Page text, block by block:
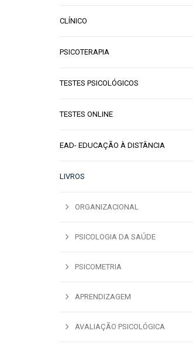
CLÍNICO
PSICOTERAPIA
TESTES PSICOLÓGICOS
TESTES ONLINE
EAD- EDUCAÇÃO À DISTÂNCIA
LIVROS
ORGANIZACIONAL
PSICOLOGIA DA SAÚDE
PSICOMETRIA
APRENDIZAGEM
AVALIAÇÃO PSICOLÓGICA